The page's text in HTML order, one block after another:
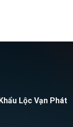
Lộc Vạn Phát